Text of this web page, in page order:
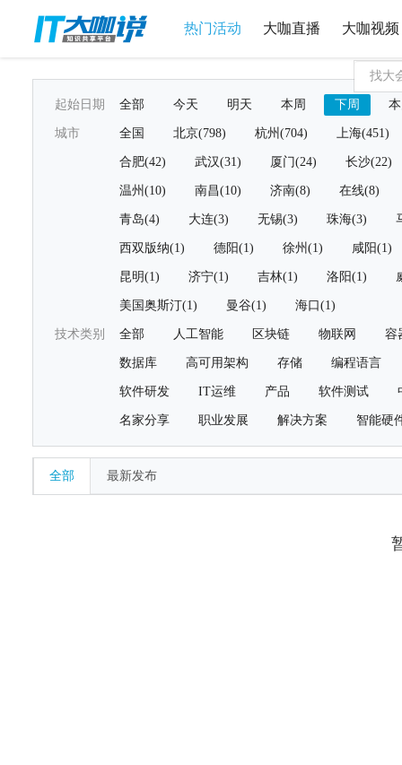
热门活动 大咖直播 大咖视频
起始日期 全部 今天 明天 本周 下周
城市 全国 北京(798) 杭州(704) 上海(451)
合肥(42) 武汉(31) 厦门(24) 长沙(22)
温州(10) 南昌(10) 济南(8) 在线(8)
青岛(4) 大连(3) 无锡(3) 珠海(3)
西双版纳(1) 德阳(1) 徐州(1) 咸阳(1)
昆明(1) 济宁(1) 吉林(1) 洛阳(1)
美国奥斯汀(1) 曼谷(1) 海口(1)
技术类别 全部 人工智能 区块链 物联网 容
数据库 高可用架构 存储 编程语言
软件研发 IT运维 产品 软件测试
名家分享 职业发展 解决方案 智能硬
全部 最新发布